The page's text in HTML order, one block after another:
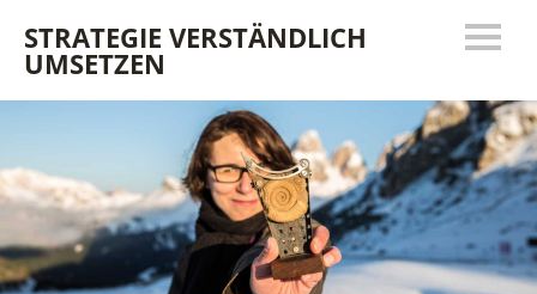
STRATEGIE VERSTÄNDLICH
UMSETZEN